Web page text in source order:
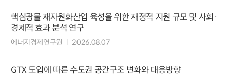
핵심광물 재자원화산업 육성을 위한 재정적 지원 규모 및 사회·
경제적 효과 분석 연구
에너지경제연구원 2026.08.07
GTX 도입에 따른 수도권 공간구조 변화와 대응방향